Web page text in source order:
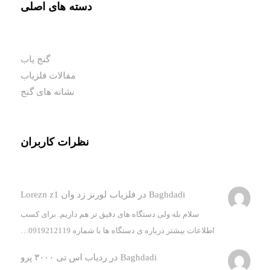
دسته های اصلی
گنج یاب
مقالات فلزیاب
نشانه های گنج
نظرات کاربران
Baghdadi در فلزیاب لورنز زد وان Lorezn z1
سلام بله ولی دستگاه های دقیق تر هم داریم. برای کسب
اطلاعات بیشتر درباره ی دستگاه ها با شماره 0919212119…
Baghdadi درردیاب اس تی ۳۰۰۰ پرو